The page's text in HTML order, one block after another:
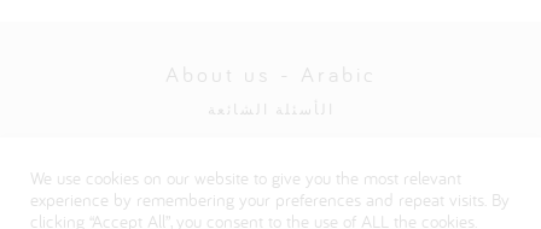
About us - Arabic
الأسئلة الشائعة
Visit our Danone corporate website
We use cookies on our website to give you the most relevant
experience by remembering your preferences and repeat visits. By
clicking “Accept All”, you consent to the use of ALL the cookies.